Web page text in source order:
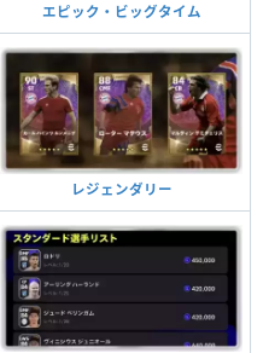
エピック・ビッグタイム
レジェンダリー